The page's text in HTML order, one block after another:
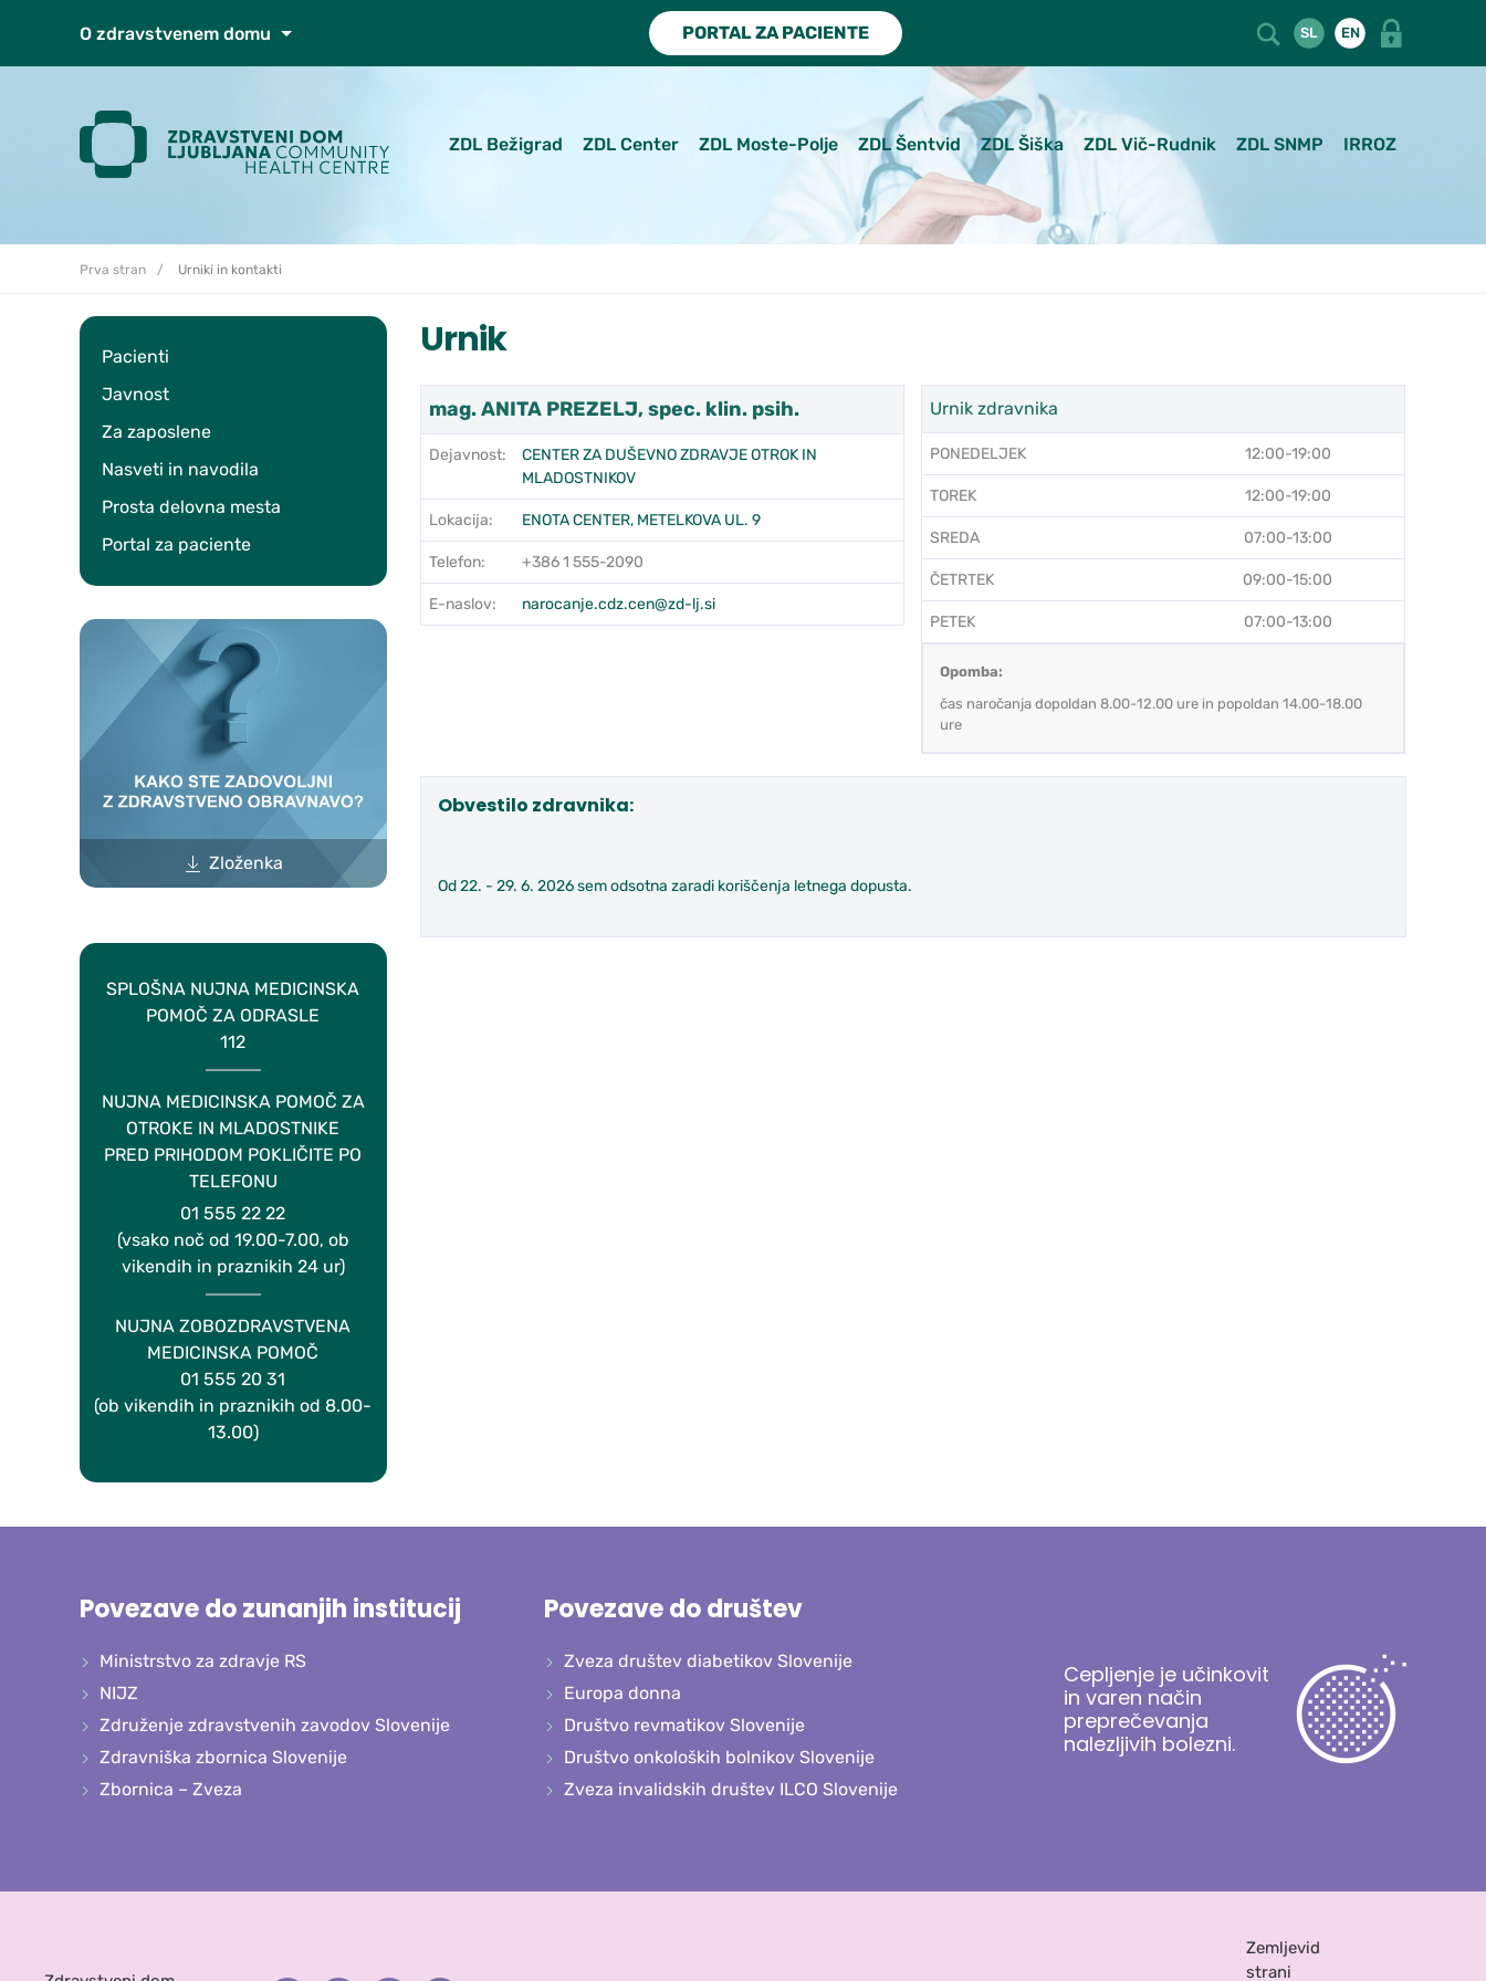
O zdravstvenem domu
PORTAL ZA PACIENTE SL EN
ZDL Bežigrad ZDL Center ZDL Moste-Polje ZDL Šentvid ZDL Šiška ZDL Vič-Rudnik ZDL SNMP IRROZ
Prva stran Urniki in kontakti
Pacienti
Javnost
Za zaposlene
Nasveti in navodila
Prosta delovna mesta
Portal za paciente
Zloženka
SPLOŠNA NUJNA MEDICINSKA
POMOČ ZA ODRASLE
112
NUJNA MEDICINSKA POMOČ ZA
OTROKE IN MLADOSTNIKE
PRED PRIHODOM POKLIČITE PO
TELEFONU
01 555 22 22
(vsako noč od 19.00-7.00, ob
vikendih in praznikih 24 ur)
NUJNA ZOBOZDRAVSTVENA
MEDICINSKA POMOČ
01 555 20 31
(ob vikendih in praznikih od 8.00-
13.00)
Urnik
mag. ANITA PREZELJ, spec. klin. psih.
Dejavnost:
CENTER ZA DUŠEVNO ZDRAVJE OTROK IN
MLADOSTNIKOV
Lokacija: ENOTA CENTER, METELKOVA UL. 9
Telefon: +386 1 555-2090
E-naslov: narocanje.cdz.cen@zd-lj.si
Urnik zdravnika
PONEDELJEK 12:00-19:00
TOREK 12:00-19:00
SREDA 07:00-13:00
ČETRTEK 09:00-15:00
PETEK 07:00-13:00
Opomba:
čas naročanja dopoldan 8.00-12.00 ure in popoldan 14.00-18.00
ure
Obvestilo zdravnika:
Od 22. - 29. 6. 2026 sem odsotna zaradi koriščenja letnega dopusta.
Povezave do zunanjih institucij
Ministrstvo za zdravje RS
NIJZ
Združenje zdravstvenih zavodov Slovenije
Zdravniška zbornica Slovenije
Zbornica – Zveza
Povezave do društev
Zveza društev diabetikov Slovenije
Europa donna
Društvo revmatikov Slovenije
Društvo onkoloških bolnikov Slovenije
Zveza invalidskih društev ILCO Slovenije
Cepljenje je učinkovit
in varen način
preprečevanja
nalezljivih bolezni.
Zemljevid
strani